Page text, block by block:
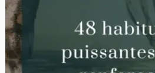
habitudes
pour
renforcer
la